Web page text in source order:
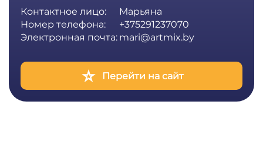
Контактное лицо:
Марьяна
Номер телефона:
+375291237070
Электронная почта: mari@artmix.by
Перейти на сайт